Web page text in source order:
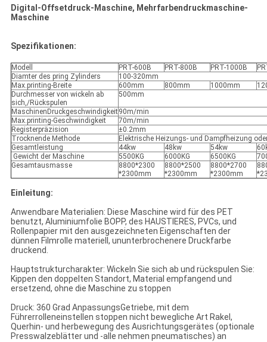
Digital-Offsetdruck-Maschine, Mehrfarbendruckmaschine-
Maschine
Spezifikationen:
Modell PRT-600B PRT-800B PRT-1000B
Diamter des pring Zylinders
100-320mm
Max.printing-Breite
600mm 800mm 1000mm
Durchmesser von wickeln ab
sich,/Rückspulen
500mm
MaschinenDruckgeschwindigkeit90m/min
Max.printing-Geschwindigkeit
70m/min
Registerpräzision
±0.2mm
Trocknende Methode
Elektrische Heizungs- und Dampfheizung
Gesamtleistung
44kw 48kw 54kw
Gewicht der Maschine
5500KG 6000KG 6500KG
Gesamtausmasse
8800*2300
*2300mm
8800*2500
*2300mm
8800*2700
*2300mm
Einleitung:
Anwendbare Materialien: Diese Maschine wird für des PET
benutzt, Aluminiumfolie BOPP, des HAUSTIERES, PVCs, und
Rollenpapier mit den ausgezeichneten Eigenschaften der
dünnen Filmrolle materiell, ununterbrochenere Druckfarbe
druckend.
Hauptstrukturcharakter: Wickeln Sie sich ab und rückspulen Sie:
Kippen den doppelten Standort, Material empfangend und
ersetzend, ohne die Maschine zu stoppen
Druck: 360 Grad AnpassungsGetriebe, mit dem
Führerrolleneinstellen stoppen nicht bewegliche Art Rakel,
Querhin- und herbewegung des Ausrichtungsgerätes (optionale
Presswalzeblätter und -alle nehmen pneumatisches) an